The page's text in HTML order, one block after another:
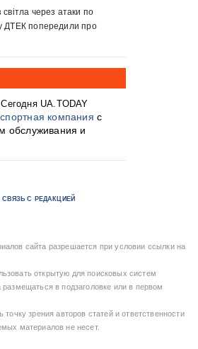
через атаки по
ДТЕК попередили про
UA.TODAY
компания с
обслуживания и
СВЯЗЬ С РЕДАКЦИЕЙ
сайта разрешается при условии ссылки на
открытую для поисковых систем
в подзаголовке или в первом
зрения авторов статей и ответственности
материалов не несет.